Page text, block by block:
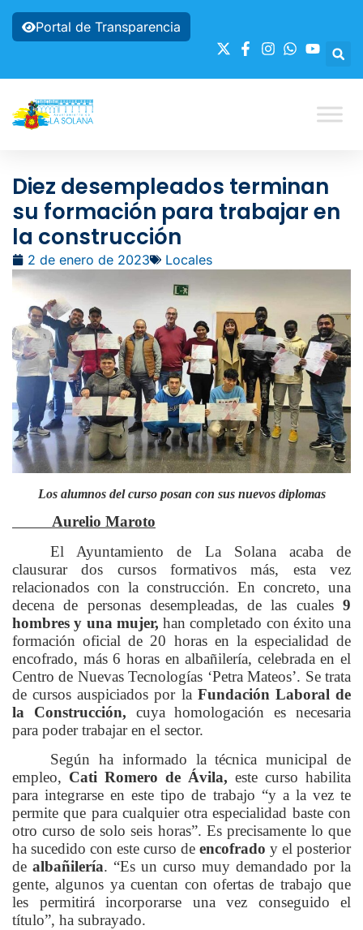
Portal de Transparencia
Diez desempleados terminan
su formación para trabajar en
la construcción
2 de enero de 2023 Locales
Los alumnos del curso posan con sus nuevos diplomas
Aurelio Maroto
El Ayuntamiento de La Solana acaba de
clausurar dos cursos formativos más, esta vez
relacionados con la construcción. En concreto, una
decena de personas desempleadas, de las cuales 9
hombres y una mujer, han completado con éxito una
formación oficial de 20 horas en la especialidad de
encofrado, más 6 horas en albañilería, celebrada en el
Centro de Nuevas Tecnologías ‘Petra Mateos’. Se trata
de cursos auspiciados por la Fundación Laboral de
la Construcción, cuya homologación es necesaria
para poder trabajar en el sector.
Según ha informado la técnica municipal de
empleo, Cati Romero de Ávila, este curso habilita
para integrarse en este tipo de trabajo “y a la vez te
permite que para cualquier otra especialidad baste con
otro curso de solo seis horas”. Es precisamente lo que
ha sucedido con este curso de encofrado y el posterior
de albañilería. “Es un curso muy demandado por la
gente, algunos ya cuentan con ofertas de trabajo que
les permitirá incorporarse una vez conseguido el
título”, ha subrayado.